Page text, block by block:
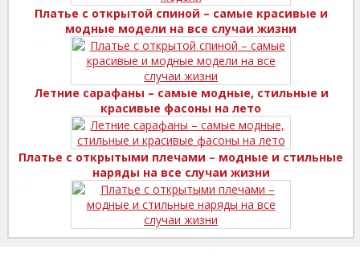
Платье с открытой спиной – самые красивые и
модные модели на все случаи жизни
Летние сарафаны – самые модные, стильные и
красивые фасоны на лето
Платье с открытыми плечами – модные и стильные
наряды на все случаи жизни